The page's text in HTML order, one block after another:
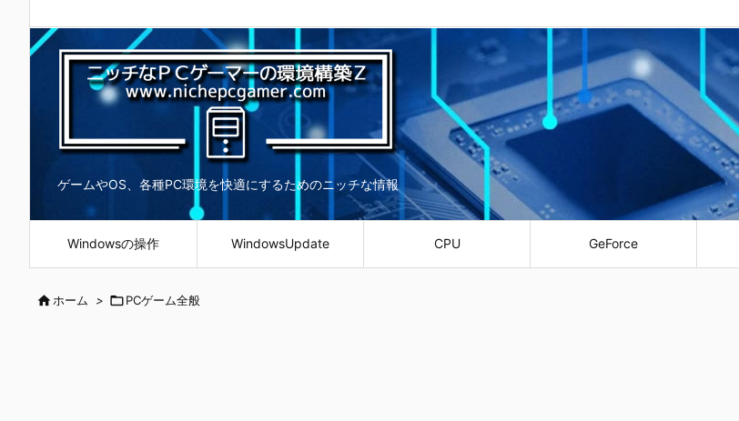
ゲームやOS、各種PC環境を快適にするためのニッチな情報
Windowsの操作 WindowsUpdate CPU GeForce
ホーム > PCゲーム全般